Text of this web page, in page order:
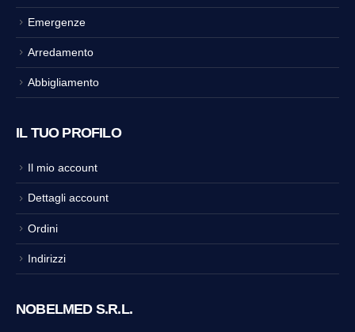
Emergenze
Arredamento
Abbigliamento
IL TUO PROFILO
Il mio account
Dettagli account
Ordini
Indirizzi
NOBELMED S.R.L.